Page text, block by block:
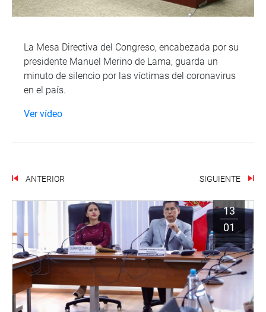
La Mesa Directiva del Congreso, encabezada por su
presidente Manuel Merino de Lama, guarda un
minuto de silencio por las víctimas del coronavirus
en el país.
Ver vídeo
ANTERIOR SIGUIENTE
13
01